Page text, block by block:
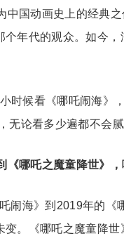
中国动画史上的经典
个年代的观众。如今
时候看《哪吒闹海》
无论看多少遍都不会腻
《哪吒之魔童降世》
闹海》到2019年的《
变。《哪吒之魔童降